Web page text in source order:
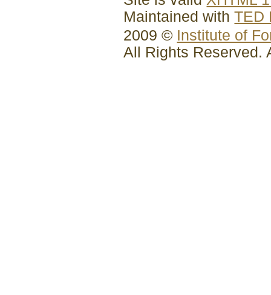
Maintained withTED
2009 © Institute of
All Rights Reserved.